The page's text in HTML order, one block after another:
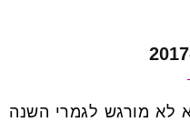
לא מורגש לגמרי השנה